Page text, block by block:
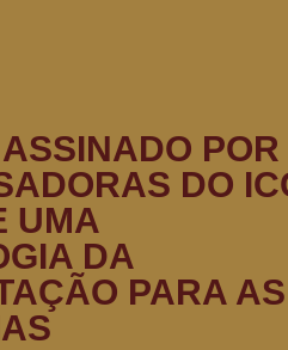
POR
DO
UMA
DA
PARA AS